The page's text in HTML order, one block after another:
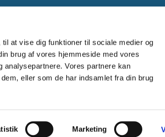
at vise dig funktioner til sociale medier og
brug af vores hjemmeside med vores
analysepartnere. Vores partnere kan
eller som de har indsamlet fra din brug
Marketing